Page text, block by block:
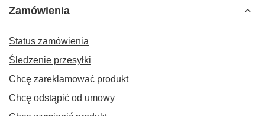
Zamówienia
Status zamówienia
Śledzenie przesyłki
Chcę zareklamować produkt
Chcę odstąpić od umowy